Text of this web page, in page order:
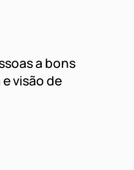
a bons
visão de